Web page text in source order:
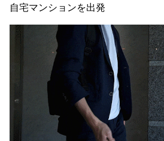
自宅マンションを出発